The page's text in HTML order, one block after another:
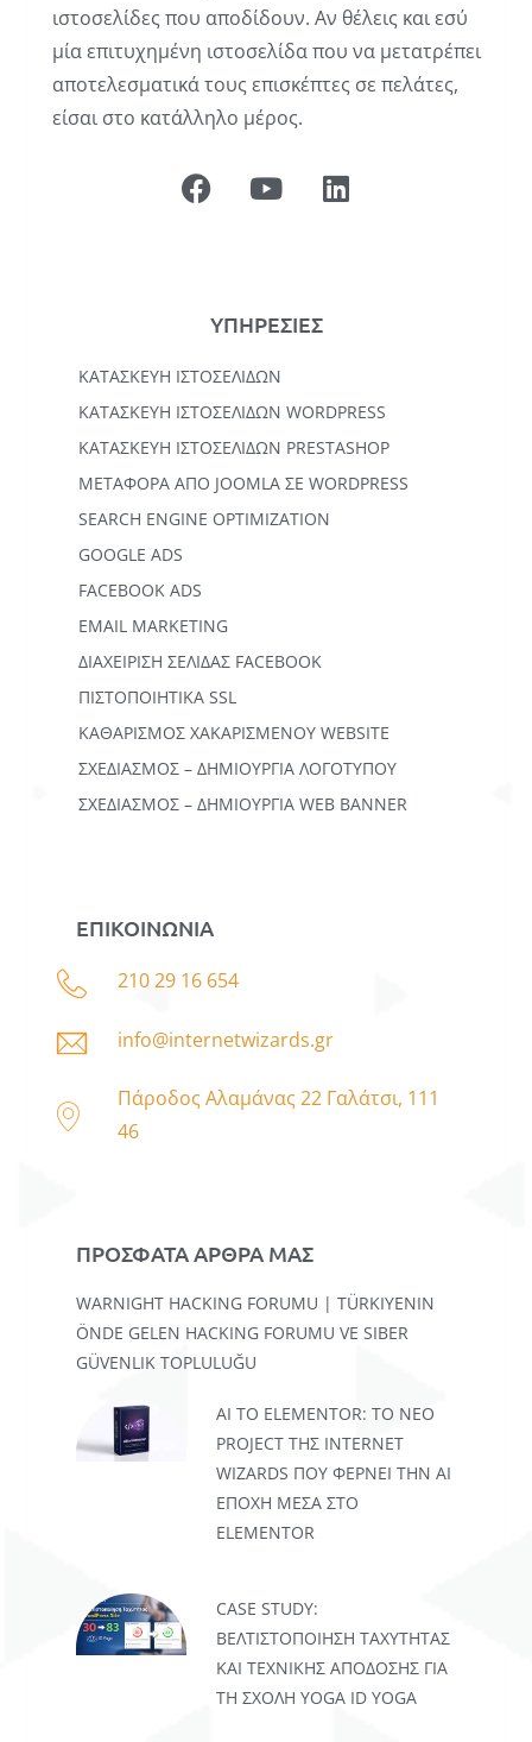
ιστοσελίδες που αποδίδουν. Αν θέλεις και εσύ
μία επιτυχημένη ιστοσελίδα που να μετατρέπει
αποτελεσματικά τους επισκέπτες σε πελάτες,
είσαι στο κατάλληλο μέρος.
ΥΠΗΡΕΣΙΕΣ
ΚΑΤΑΣΚΕΥΉ ΙΣΤΟΣΕΛΊΔΩΝ
KΑΤΑΣΚΕΥΉ IΣΤΟΣΕΛΊΔΩΝ WORDPRESS
ΚΑΤΑΣΚΕΥΗ ΙΣΤΟΣΕΛΙΔΩΝ PRESTASHOP
ΜΕΤΑΦΟΡΆ ΑΠΌ JOOMLA ΣΕ WORDPRESS
SEARCH ENGINE OPTIMIZATION
GOOGLE ADS
FACEBOOK ADS
EMAIL MARKETING
ΔΙΑΧΕΙΡΙΣΗ ΣΕΛΙΔΑΣ FACEBOOK
ΠΙΣΤΟΠΟΙΗΤΙΚΑ SSL
ΚΑΘΑΡΙΣΜΟΣ ΧΑΚΑΡΙΣΜΕΝΟΥ WEBSITE
ΣΧΕΔΙΑΣΜΟΣ – ΔΗΜΙΟΥΡΓΙΑ ΛΟΓΟΤΥΠΟΥ
ΣΧΕΔΙΑΣΜΟΣ – ΔΗΜΙΟΥΡΓΙΑ WEB BANNER
ΕΠΙΚΟΙΝΩΝΙΑ
210 29 16 654
info@internetwizards.gr
Πάροδος Αλαμάνας 22 Γαλάτσι, 111
46
ΠΡΟΣΦΑΤΑ ΑΡΘΡΑ ΜΑΣ
WARNIGHT HACKING FORUMU | TÜRKIYENIN
ÖNDE GELEN HACKING FORUMU VE SIBER
GÜVENLIK TOPLULUĞU
AI TO ELEMENTOR: ΤΟ ΝΈΟ
PROJECT ΤΗΣ INTERNET
WIZARDS ΠΟΥ ΦΈΡΝΕΙ ΤΗΝ AI
ΕΠΟΧΉ ΜΈΣΑ ΣΤΟ
ELEMENTOR
CASE STUDY:
ΒΕΛΤΙΣΤΟΠΟΊΗΣΗ ΤΑΧΎΤΗΤΑΣ
ΚΑΙ ΤΕΧΝΙΚΉΣ ΑΠΌΔΟΣΗΣ ΓΙΑ
ΤΗ ΣΧΟΛΉ YOGA ID YOGA